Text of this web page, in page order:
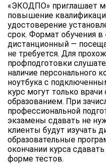
«ЭКОДПО» приглашает
повышение
удостоверение
срок. Формат обучения
дистанционный —
не требуется. Для
профподготовки
наличие персонального
ноутбука с
курс могут только
образованием. При
профессиональной
экзамены сдавать не
клиенты будут изучать
образовательные
окончании курса
форме тестов.